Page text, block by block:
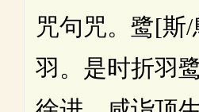
咒句咒。鹭[斯
羽。是时折羽